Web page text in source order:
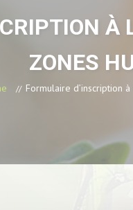
À
ZONES
Formulaire d’inscription